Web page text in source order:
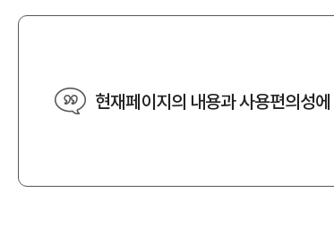
현재페이지의 내용과 사용편의성